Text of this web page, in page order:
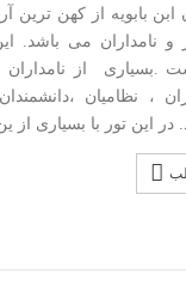
ابن بابویه از کهن ترین
و نامداران می باشد.
.بسیاری از نامداران
در این تور با بسیاری